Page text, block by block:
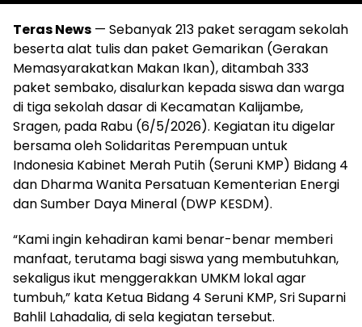
Teras News — Sebanyak 213 paket seragam sekolah
beserta alat tulis dan paket Gemarikan (Gerakan
Memasyarakatkan Makan Ikan), ditambah 333
paket sembako, disalurkan kepada siswa dan warga
di tiga sekolah dasar di Kecamatan Kalijambe,
Sragen, pada Rabu (6/5/2026). Kegiatan itu digelar
bersama oleh Solidaritas Perempuan untuk
Indonesia Kabinet Merah Putih (Seruni KMP) Bidang 4
dan Dharma Wanita Persatuan Kementerian Energi
dan Sumber Daya Mineral (DWP KESDM).
“Kami ingin kehadiran kami benar-benar memberi
manfaat, terutama bagi siswa yang membutuhkan,
sekaligus ikut menggerakkan UMKM lokal agar
tumbuh,” kata Ketua Bidang 4 Seruni KMP, Sri Suparni
Bahlil Lahadalia, di sela kegiatan tersebut.